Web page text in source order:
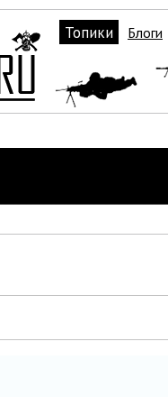
Топики Блоги